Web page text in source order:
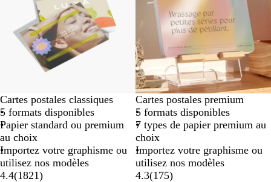
Cartes postales classiques
5 formats disponibles
Papier standard ou premium
au choix
Importez votre graphisme ou
utilisez nos modèles
4.4(1821)
Cartes postales premium
5 formats disponibles
7 types de papier premium au
choix
Importez votre graphisme ou
utilisez nos modèles
4.3(175)